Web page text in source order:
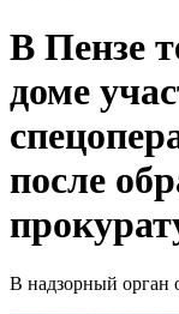
В Пензе
доме
после
В надзорный орган